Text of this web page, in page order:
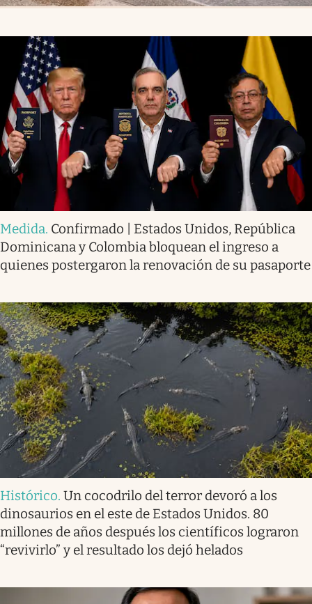
Medida. Confirmado | Estados Unidos, República
Dominicana y Colombia bloquean el ingreso a
quienes postergaron la renovación de su pasaporte
Histórico. Un cocodrilo del terror devoró a los
dinosaurios en el este de Estados Unidos. 80
millones de años después los científicos lograron
“revivirlo” y el resultado los dejó helados